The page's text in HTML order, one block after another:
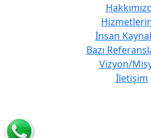
İnsan
Bazı
Vizyon/
İletişim